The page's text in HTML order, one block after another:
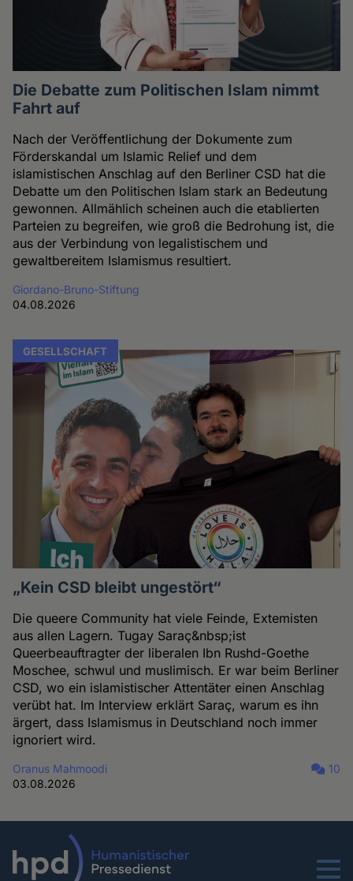
Die Debatte zum Politischen Islam nimmt
Fahrt auf
Nach der Veröffentlichung der Dokumente zum
Förderskandal um Islamic Relief und dem
islamistischen Anschlag auf den Berliner CSD hat die
Debatte um den Politischen Islam stark an Bedeutung
gewonnen. Allmählich scheinen auch die etablierten
Parteien zu begreifen, wie groß die Bedrohung ist, die
aus der Verbindung von legalistischem und
gewaltbereitem Islamismus resultiert.
Giordano-Bruno-Stiftung
04.08.2026
GESELLSCHAFT
„Kein CSD bleibt ungestört“
Die queere Community hat viele Feinde, Extemisten
aus allen Lagern. Tugay Saraç&nbsp;ist
Queerbeauftragter der liberalen Ibn Rushd-Goethe
Moschee, schwul und muslimisch. Er war beim Berliner
CSD, wo ein islamistischer Attentäter einen Anschlag
verübt hat. Im Interview erklärt Saraç, warum es ihn
ärgert, dass Islamismus in Deutschland noch immer
ignoriert wird.
Oranus Mahmoodi
03.08.2026
10
Menu